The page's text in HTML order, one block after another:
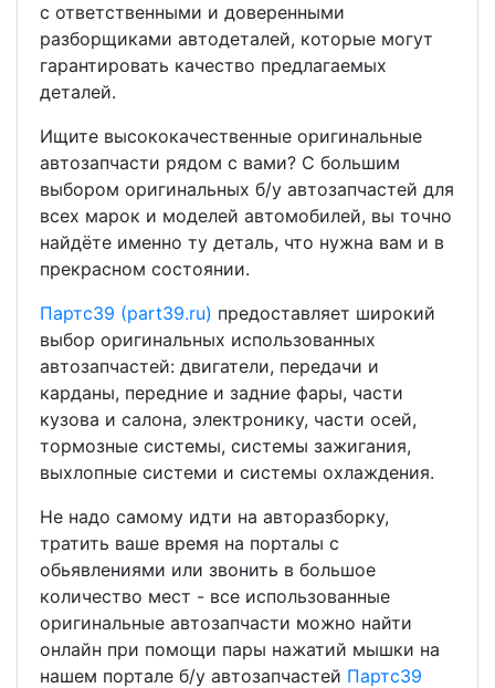
с ответственными и доверенными
разборщиками автодеталей, которые могут
гарантировать качество предлагаемых
деталей.
Ищите высококачественные оригинальные
автозапчасти рядом с вами? С большим
выбором оригинальных б/у автозапчастей для
всех марок и моделей автомобилей, вы точно
найдёте именно ту деталь, что нужна вам и в
прекрасном состоянии.
Партс39 (part39.ru) предоставляет широкий
выбор оригинальных использованных
автозапчастей: двигатели, передачи и
карданы, передние и задние фары, части
кузова и салона, электронику, части осей,
тормозные системы, системы зажигания,
выхлопные системи и системы охлаждения.
Не надо самому идти на авторазборку,
тратить ваше время на порталы с
обьявлениями или звонить в большое
количество мест - все использованные
оригинальные автозапчасти можно найти
онлайн при помощи пары нажатий мышки на
нашем портале б/у автозапчастей Партс39